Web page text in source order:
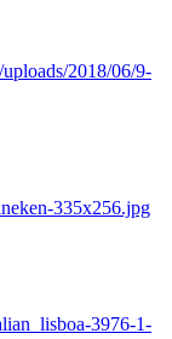
2018/06/9-
335x256.jpg
3976-1-